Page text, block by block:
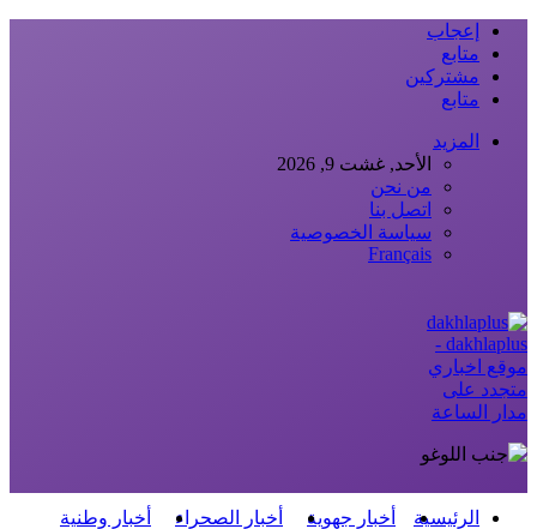
إعجاب
متابع
مشتركين
متابع
المزيد
الأحد, غشت 9, 2026
من نحن
اتصل بنا
سياسة الخصوصية
Français
dakhlaplus -
موقع اخباري
متجدد على
مدار الساعة
الرئيسية أخبار جهوية أخبار الصحراء أخبار وطنية